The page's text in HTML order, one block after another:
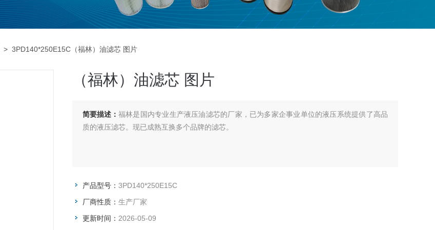
> 3PD140*250E15C（福林）油滤芯 图片
（福林）油滤芯 图片
简要描述： 福林是国内专业生产液压油滤芯的厂家，已为多家企事业单位的液压系统提供了高品
质的液压滤芯。现已成熟互换多个品牌的滤芯。
产品型号： 3PD140*250E15C
厂商性质： 生产厂家
更新时间： 2026-05-09